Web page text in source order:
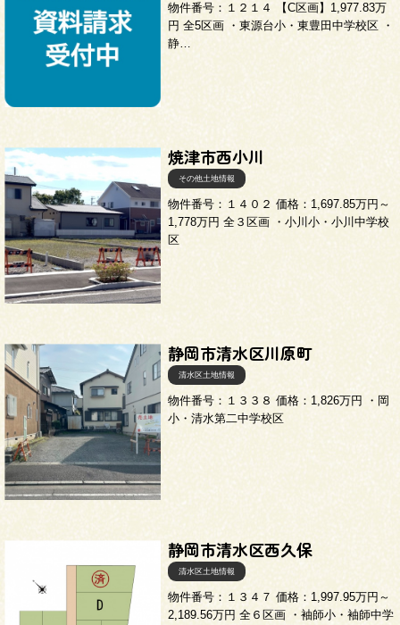
物件番号：１２１４ 【C区画】1,977.83万
円 全5区画 ・東源台小・東豊田中学校区 ・
静…
焼津市西小川
その他土地情報
物件番号：１４０２ 価格：1,697.85万円～
1,778万円 全３区画 ・小川小・小川中学校
区
静岡市清水区川原町
清水区土地情報
物件番号：１３３８ 価格：1,826万円 ・岡
小・清水第二中学校区
静岡市清水区西久保
清水区土地情報
物件番号：１３４７ 価格：1,997.95万円～
2,189.56万円 全６区画 ・袖師小・袖師中学